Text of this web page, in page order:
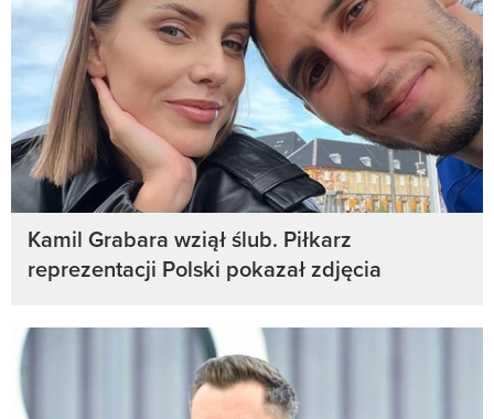
Kamil Grabara wziął ślub. Piłkarz
reprezentacji Polski pokazał zdjęcia